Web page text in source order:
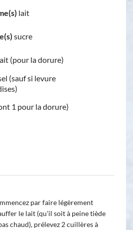
lait
sucre
(pour la dorure)
(sauf si levure
1 pour la dorure)
par faire légèrement
le lait (qu'il soit à peine tiède
chaud), prélevez 2 cuillères à